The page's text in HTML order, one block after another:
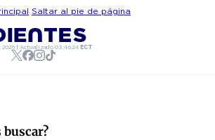
Saltar al pie de página
2026 |Actualizado03:46:24 ECT
buscar?